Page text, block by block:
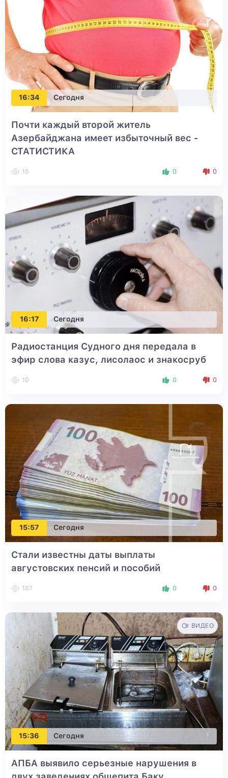
16:34 Сегодня
Почти каждый второй житель
Азербайджана имеет избыточный вес -
СТАТИСТИКА
15 0 0
16:17 Сегодня
Радиостанция Судного дня передала в
эфир слова казус, лисолаос и знакосруб
10 0 0
15:57 Сегодня
Стали известны даты выплаты
августовских пенсий и пособий
187 0 0
15:36 Сегодня
ВИДЕО
AПБA выявило серьезные нарушения в